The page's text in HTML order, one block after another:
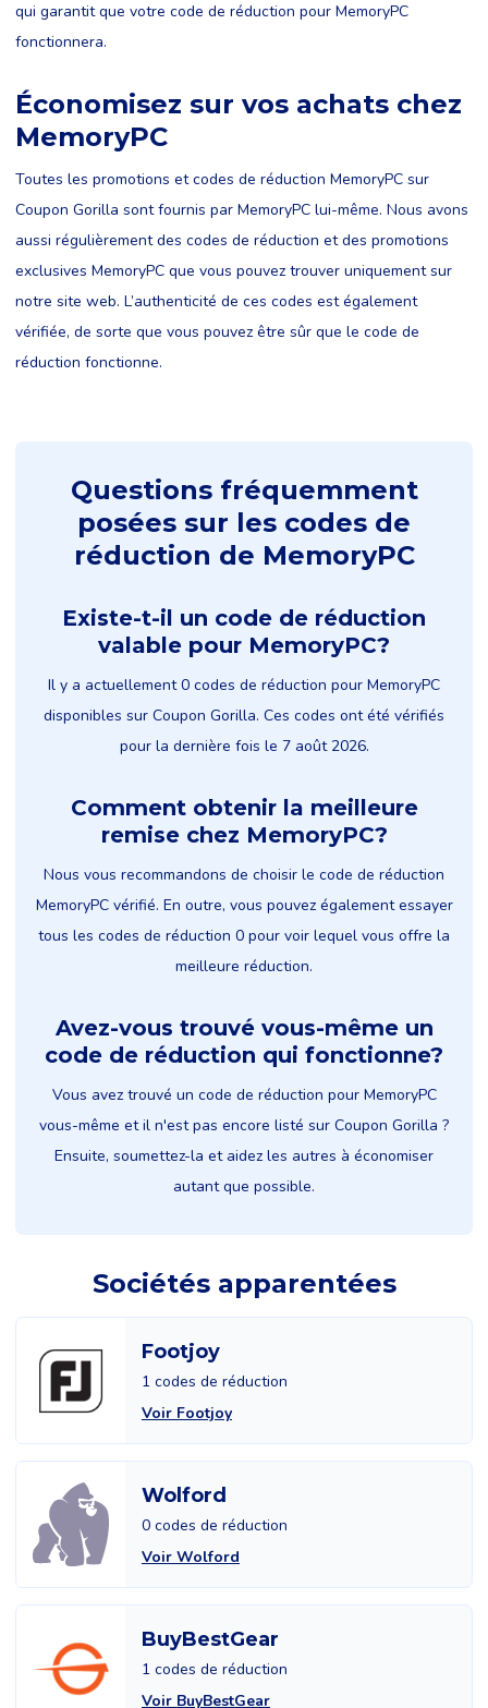
qui garantit que votre code de réduction pour MemoryPC
fonctionnera.
Économisez sur vos achats chez
MemoryPC
Toutes les promotions et codes de réduction MemoryPC sur
Coupon Gorilla sont fournis par MemoryPC lui-même. Nous avons
aussi régulièrement des codes de réduction et des promotions
exclusives MemoryPC que vous pouvez trouver uniquement sur
notre site web. L’authenticité de ces codes est également
vérifiée, de sorte que vous pouvez être sûr que le code de
réduction fonctionne.
Questions fréquemment
posées sur les codes de
réduction de MemoryPC
Existe-t-il un code de réduction
valable pour MemoryPC?
Il y a actuellement 0 codes de réduction pour MemoryPC
disponibles sur Coupon Gorilla. Ces codes ont été vérifiés
pour la dernière fois le 7 août 2026.
Comment obtenir la meilleure
remise chez MemoryPC?
Nous vous recommandons de choisir le code de réduction
MemoryPC vérifié. En outre, vous pouvez également essayer
tous les codes de réduction 0 pour voir lequel vous offre la
meilleure réduction.
Avez-vous trouvé vous-même un
code de réduction qui fonctionne?
Vous avez trouvé un code de réduction pour MemoryPC
vous-même et il n'est pas encore listé sur Coupon Gorilla ?
Ensuite, soumettez-la et aidez les autres à économiser
autant que possible.
Sociétés apparentées
Footjoy
1 codes de réduction
Voir Footjoy
Wolford
0 codes de réduction
Voir Wolford
BuyBestGear
1 codes de réduction
Voir BuyBestGear